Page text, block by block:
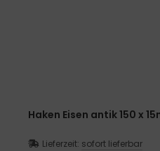
Haken Eisen antik 150 x
Lieferzeit: sofort lieferbar